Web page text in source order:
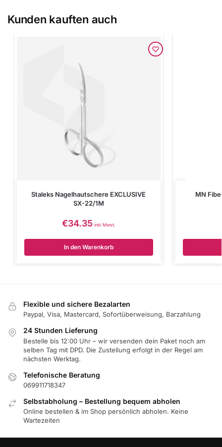
Kunden kauften auch
Staleks Nagelhautschere EXCLUSIVE
SX-22/1M
€34.35 inkl Mwst.
In den Warenkorb
MN
Flexible und sichere Bezalarten
Paypal, Visa, Mastercard, Sofortüberweisung, Barzahlung
24 Stunden Lieferung
Bestelle bis 12:00 Uhr – wir versenden dein Paket noch am
selben Tag mit DPD. Die Zustellung erfolgt in der Regel am
nächsten Werktag.
Telefonische Beratung
069911718347
Selbstabholung – Bestellung bequem abholen
Online bestellen & im Shop persönlich abholen. Keine
Wartezeiten